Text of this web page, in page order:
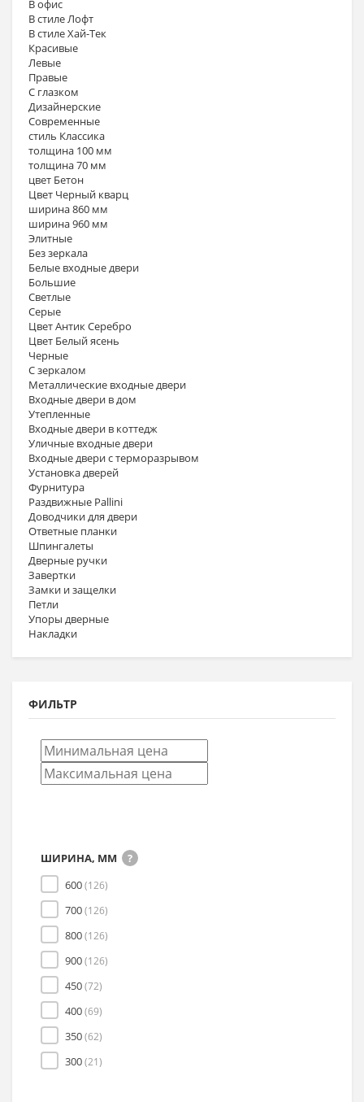
В офис
В стиле Лофт
В стиле Хай-Тек
Красивые
Левые
Правые
С глазком
Дизайнерские
Современные
стиль Классика
толщина 100 мм
толщина 70 мм
цвет Бетон
Цвет Черный кварц
ширина 860 мм
ширина 960 мм
Элитные
Без зеркала
Белые входные двери
Большие
Светлые
Серые
Цвет Антик Серебро
Цвет Белый ясень
Черные
С зеркалом
Металлические входные двери
Входные двери в дом
Утепленные
Входные двери в коттедж
Уличные входные двери
Входные двери с терморазрывом
Установка дверей
Фурнитура
Раздвижные Pallini
Доводчики для двери
Ответные планки
Шпингалеты
Дверные ручки
Завертки
Замки и защелки
Петли
Упоры дверные
Накладки
ФИЛЬТР
ШИРИНА, ММ
600(126)
700(126)
800(126)
900(126)
450(72)
400(69)
350(62)
300(21)